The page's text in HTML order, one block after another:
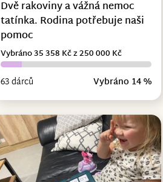
Dvě rakoviny a vážná nemoc
tatínka. Rodina potřebuje naši
pomoc
63 dárců Vybráno 14 %
Vybráno 35 358 Kč z 250 000 Kč